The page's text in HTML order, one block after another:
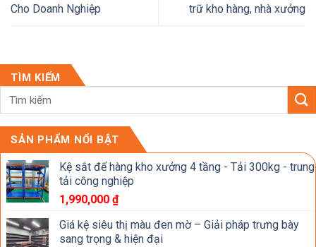
Cho Doanh Nghiệp
trữ kho hàng, nhà xưởng
TÌM KIẾM
SẢN PHẨM NỔI BẬT
Kệ sắt để hàng kho xưởng 4 tầng - Tải 300kg - trung
tải công nghiệp
1,990,000 ₫
Giá kệ siêu thị màu đen mờ – Giải pháp trưng bày
sang trọng & hiện đại